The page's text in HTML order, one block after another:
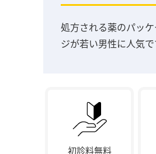
処方される薬のパッ
ジが若い男性に人気で
初診料無料